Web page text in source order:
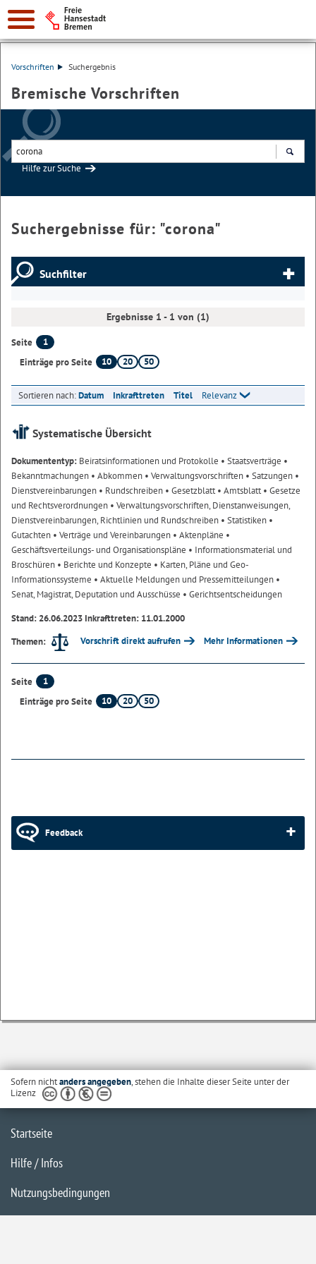
Vorschriften Suchergebnis
Bremische Vorschriften
Hilfe zur Suche
Suchergebnisse für: "corona"
Suchfilter
Ergebnisse 1 - 1 von (1)
Seite
1
Einträge pro Seite
10 20 50
Sortieren nach:Datum Inkrafttreten Titel Relevanz
Systematische Übersicht
Dokumententyp: Beiratsinformationen und Protokolle • Staatsverträge •
Bekanntmachungen • Abkommen • Verwaltungsvorschriften • Satzungen •
Dienstvereinbarungen • Rundschreiben • Gesetzblatt• Amtsblatt• Gesetze
und Rechtsverordnungen • Verwaltungsvorschriften, Dienstanweisungen,
Dienstvereinbarungen, Richtlinien und Rundschreiben • Statistiken •
Gutachten • Verträge und Vereinbarungen • Aktenpläne •
Geschäftsverteilungs- und Organisationspläne • Informationsmaterial und
Broschüren • Berichte und Konzepte • Karten, Pläne und Geo-
Informationssysteme • Aktuelle Meldungen und Pressemitteilungen •
Senat, Magistrat, Deputation und Ausschüsse • Gerichtsentscheidungen
Stand: 26.06.2023 Inkrafttreten: 11.01.2000
Themen:
Vorschrift direkt aufrufen Mehr Informationen
Seite
1
Einträge pro Seite
10 20 50
Feedback
Sofern nichtanders angegeben, stehen die Inhalte dieser Seite unter der
Lizenz
Startseite
Hilfe / Infos
Nutzungsbedingungen